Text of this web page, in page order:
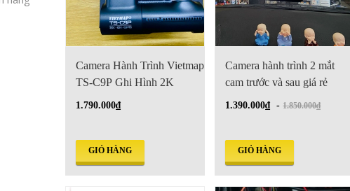
Camera Hành Trình Vietmap
TS-C9P Ghi Hình 2K
1.790.000₫
GIỎ HÀNG
Camera hành trình 2 mắt
cam trước và sau giá rẻ
1.390.000₫ -1.850.000₫
GIỎ HÀNG